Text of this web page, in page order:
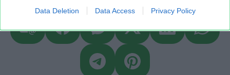
Data Deletion Data Access Privacy Policy